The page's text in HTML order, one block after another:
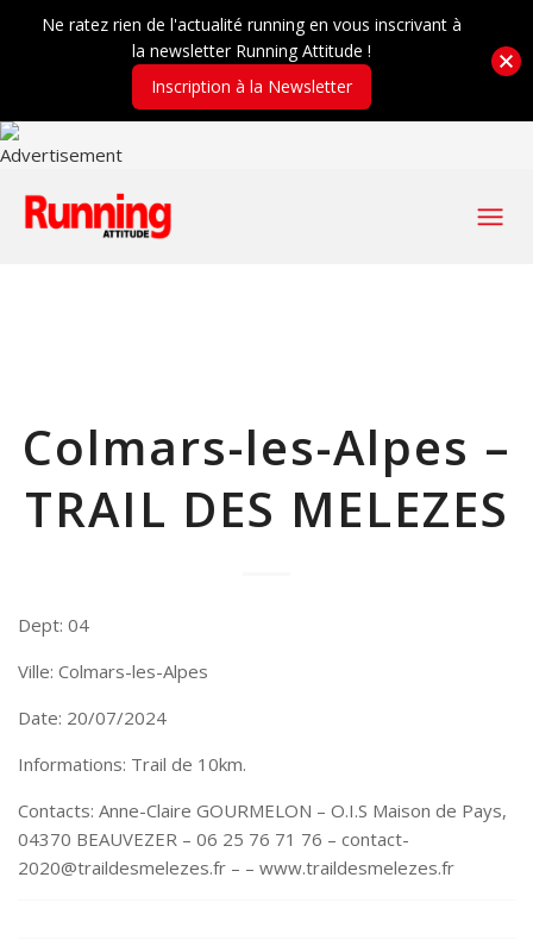
Colmars-les-Alpes –
TRAIL DES MELEZES
Dept: 04
Ville: Colmars-les-Alpes
Date: 20/07/2024
Informations: Trail de 10km.
Contacts: Anne-Claire GOURMELON – O.I.S Maison de Pays,
04370 BEAUVEZER – 06 25 76 71 76 – contact-
2020@traildesmelezes.fr – – www.traildesmelezes.fr
Ne ratez rien de l'actualité running en vous inscrivant à
la newsletter Running Attitude !
Inscription à la Newsletter